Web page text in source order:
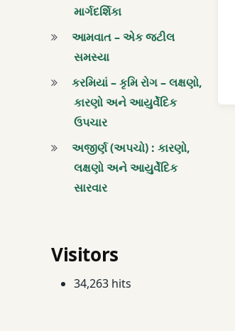
માર્ગદર્શિકા
આમવાત – એક જટીલ
સમસ્યા
કરમિયાં – કૃમિ રોગ – લક્ષણો,
કારણો અને આયુર્વેદિક
ઉપચાર
અજીર્ણ (અપચો) : કારણો,
લક્ષણો અને આયુર્વેદિક
સારવાર
Visitors
34,263 hits